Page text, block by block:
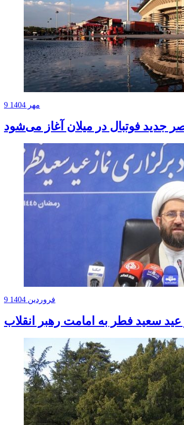
9 مهر 1404
جدید فوتبال در میلان آغاز می‌شود
9 فروردین 1404
عید سعید فطر به امامت رهبر انقلاب